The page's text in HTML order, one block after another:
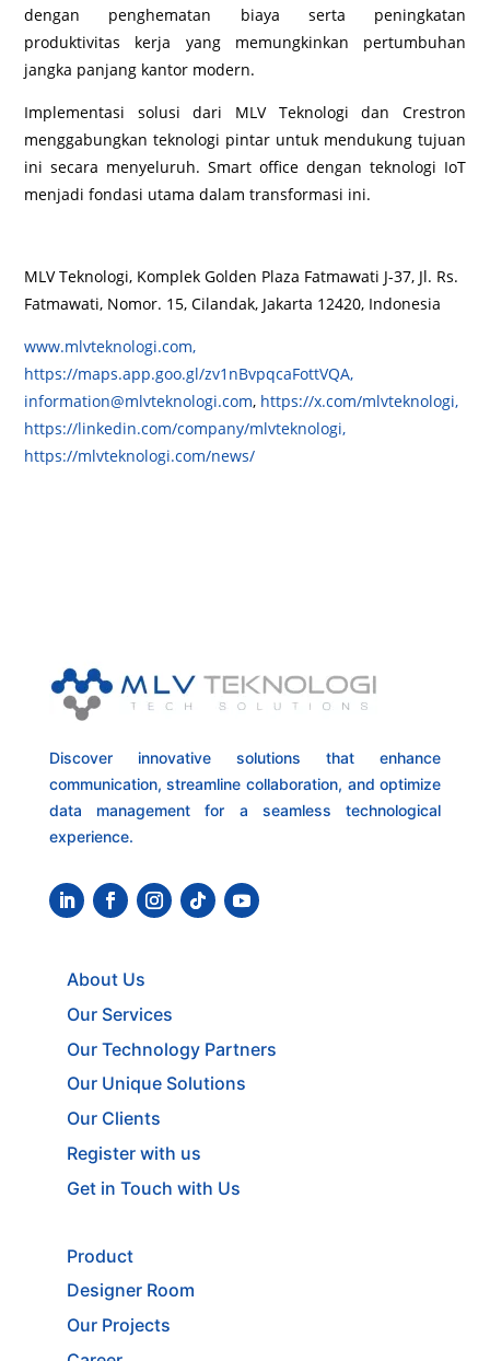
dengan penghematan biaya serta peningkatan
produktivitas kerja yang memungkinkan pertumbuhan
jangka panjang kantor modern.
Implementasi solusi dari MLV Teknologi dan Crestron
menggabungkan teknologi pintar untuk mendukung tujuan
ini secara menyeluruh. Smart office dengan teknologi IoT
menjadi fondasi utama dalam transformasi ini.
MLV Teknologi, Komplek Golden Plaza Fatmawati J-37, Jl. Rs.
Fatmawati, Nomor. 15, Cilandak, Jakarta 12420, Indonesia
www.mlvteknologi.com,
https://maps.app.goo.gl/zv1nBvpqcaFottVQA,
information@mlvteknologi.com, https://x.com/mlvteknologi,
https://linkedin.com/company/mlvteknologi,
https://mlvteknologi.com/news/
Discover innovative solutions that enhance
communication, streamline collaboration, and optimize
data management for a seamless technological
experience.
About Us
Our Services
Our Technology Partners
Our Unique Solutions
Our Clients
Register with us
Get in Touch with Us
Product
Designer Room
Our Projects